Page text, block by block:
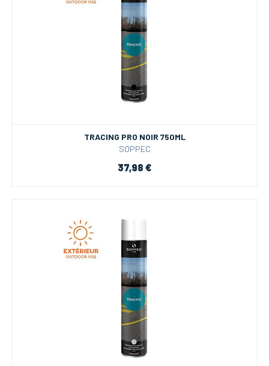
TRACING PRO NOIR 750ML
SOPPEC
37,98 €